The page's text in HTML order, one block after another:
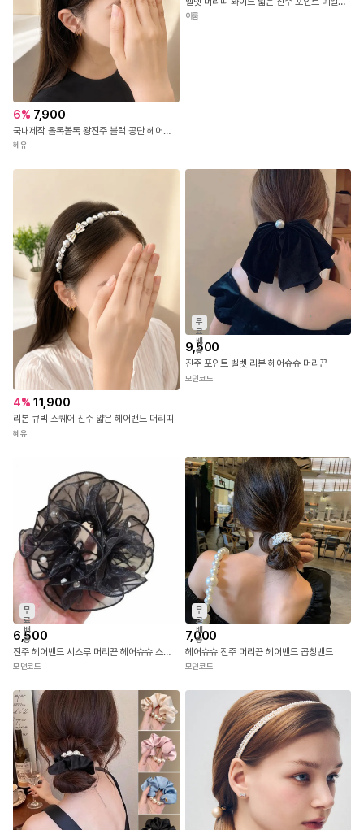
6% 7,900
국내제작 올록볼록 왕진주 블랙 공단 헤어밴드 머리띠
혜유
이룸
4% 11,900
리본 큐빅 스퀘어 진주 얇은 헤어밴드 머리띠
혜유
무
료
배
송
9,500
진주 포인트 벨벳 리본 헤어슈슈 머리끈
모던코드
무
료
배
송
6,500
진주 헤어밴드 시스루 머리끈 헤어슈슈 스타일링
모던코드
무
료
배
송
7,000
헤어슈슈 진주 머리끈 헤어밴드 곱창밴드
모던코드